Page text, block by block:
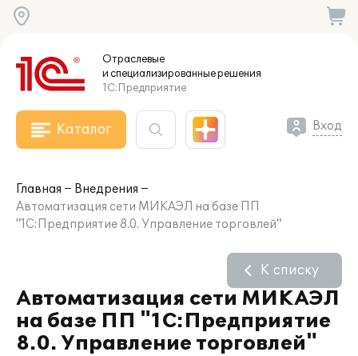
Отраслевые
и специализированныерешения
1С:Предприятие
Каталог Вход
Главная
Внедрения
Автоматизация сети МИКАЭЛ на базе ПП
"1С:Предприятие 8.0. Управление торговлей"
Автоматизация сети МИКАЭЛ
на базе ПП "1С:Предприятие
8.0. Управление торговлей"
К списку